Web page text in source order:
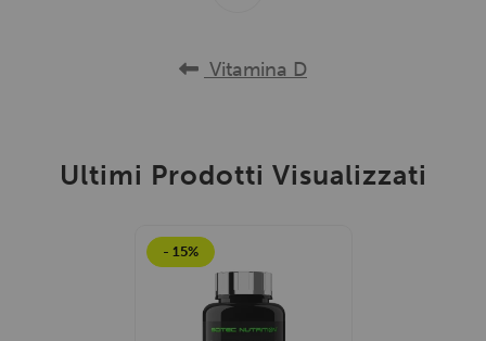
Vitamina D
Ultimi Prodotti Visualizzati
- 15%